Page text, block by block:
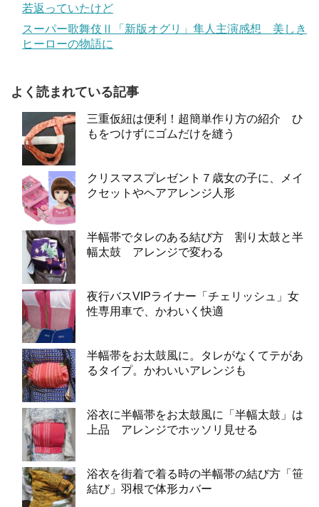
若返っていたけど
スーパー歌舞伎Ⅱ「新版オグリ」隼人主演感想 美しき
ヒーローの物語に
よく読まれている記事
三重仮紐は便利！超簡単作り方の紹介 ひ
もをつけずにゴムだけを縫う
クリスマスプレゼント７歳女の子に、メイ
クセットやヘアアレンジ人形
半幅帯でタレのある結び方 割り太鼓と半
幅太鼓 アレンジで変わる
夜行バスVIPライナー「チェリッシュ」女
性専用車で、かわいく快適
半幅帯をお太鼓風に。タレがなくてテがあ
るタイプ。かわいいアレンジも
浴衣に半幅帯をお太鼓風に「半幅太鼓」は
上品 アレンジでホッソリ見せる
浴衣を街着で着る時の半幅帯の結び方「笹
結び」羽根で体形カバー